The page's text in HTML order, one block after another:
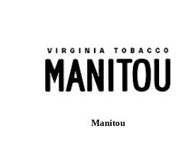
Manitou